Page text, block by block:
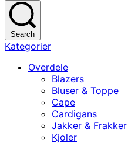
Search
Kategorier
Overdele
Blazers
Bluser & Toppe
Cape
Cardigans
Jakker & Frakker
Kjoler